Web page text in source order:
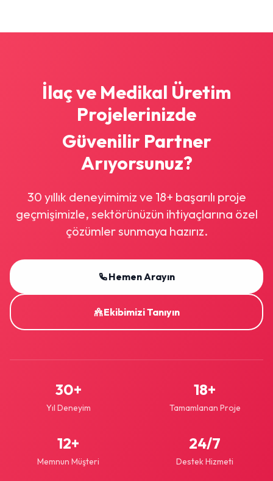
İlaç ve Medikal Üretim
Projelerinizde
Güvenilir Partner
Arıyorsunuz?
30 yıllık deneyimimiz ve 18+ başarılı proje
geçmişimizle, sektörünüzün ihtiyaçlarına özel
çözümler sunmaya hazırız.
Hemen Arayın
Ekibimizi Tanıyın
30+
Yıl Deneyim
18+
Tamamlanan Proje
12+
Memnun Müşteri
24/7
Destek Hizmeti